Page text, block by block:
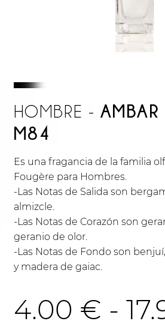
HOMBRE - AMBAR
M84
Es una fragancia de la familia
Fougère para Hombres.
-Las Notas de Salida son
almizcle.
-Las Notas de Corazón son
geranio de olor.
-Las Notas de Fondo son
y madera de gaiac.
4.00 € -